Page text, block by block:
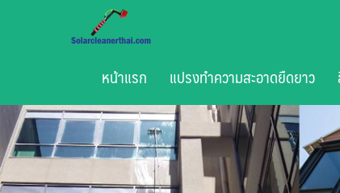
หน้าแรก แปรงทำความสะอาดยืดยาว